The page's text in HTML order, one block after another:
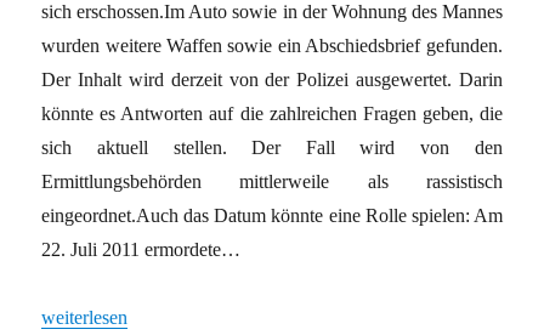
sich erschossen.Im Auto sowie in der Wohnung des Mannes
wurden weitere Waffen sowie ein Abschiedsbrief gefunden.
Der Inhalt wird derzeit von der Polizei ausgewertet. Darin
könnte es Antworten auf die zahlreichen Fragen geben, die
sich aktuell stellen. Der Fall wird von den
Ermittlungsbehörden mittlerweile als rassistisch
eingeordnet.Auch das Datum könnte eine Rolle spielen: Am
22. Juli 2011 ermordete…
„Rassistischer Mordversuch“
weiterlesen